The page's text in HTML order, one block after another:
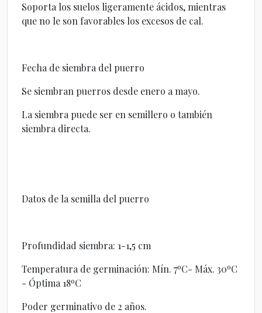
Soporta los suelos ligeramente ácidos, mientras
que no le son favorables los excesos de cal.
Fecha de siembra del puerro
Se siembran puerros desde enero a mayo.
La siembra puede ser en semillero o también
siembra directa.
Datos de la semilla del puerro
Profundidad siembra: 1-1,5 cm
Temperatura de germinación: Mín. 7ºC- Máx. 30ºC
- Óptima 18ºC
Poder germinativo de 2 años.